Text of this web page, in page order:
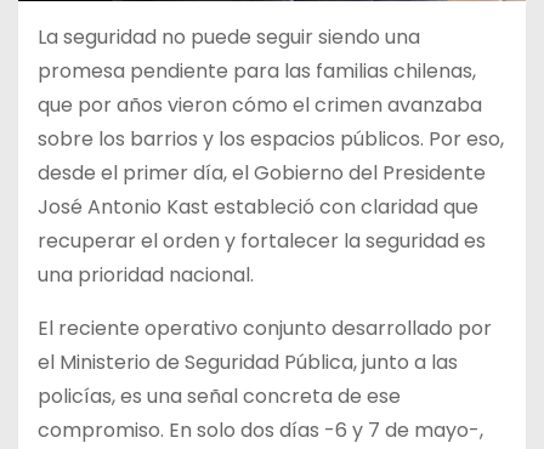
La seguridad no puede seguir siendo una
promesa pendiente para las familias chilenas,
que por años vieron cómo el crimen avanzaba
sobre los barrios y los espacios públicos. Por eso,
desde el primer día, el Gobierno del Presidente
José Antonio Kast estableció con claridad que
recuperar el orden y fortalecer la seguridad es
una prioridad nacional.
El reciente operativo conjunto desarrollado por
el Ministerio de Seguridad Pública, junto a las
policías, es una señal concreta de ese
compromiso. En solo dos días -6 y 7 de mayo-,